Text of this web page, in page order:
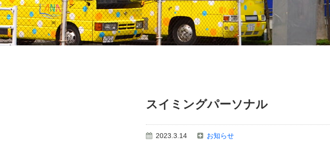
スイミングパーソナル
2023.3.14 お知らせ